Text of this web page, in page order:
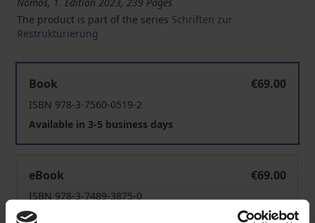
The product is part of the series Schriften zur
Restrukturierung
Book
€69.00
ISBN 978-3-7560-0519-2
Available in 3-5 business days
eBook
€69.00
ISBN 978-3-7489-3875-0
Available